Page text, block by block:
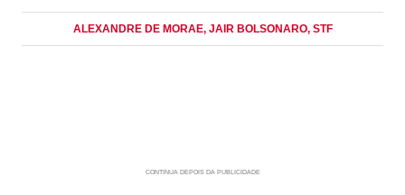
ALEXANDRE DE MORAE, JAIR BOLSONARO, STF